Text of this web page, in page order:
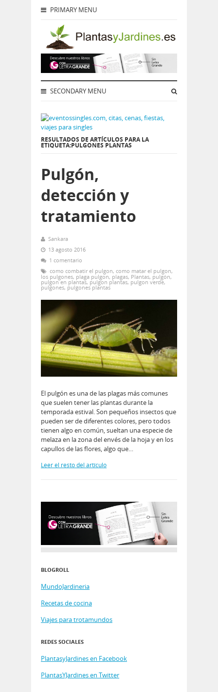
PRIMARY MENU
SECONDARY MENU
RESULTADOS DE ARTÍCULOS PARA LA
ETIQUETA:PULGONES PLANTAS
Pulgón,
detección y
tratamiento
Sankara
13 agosto 2016
1 comentario
como combatir el pulgon, como matar el pulgon,
los pulgones, plaga pulgon, plagas, Plantas, pulgón,
pulgon en plantas, pulgon plantas, pulgon verde,
pulgones, pulgones plantas
El pulgón es una de las plagas más comunes
que suelen tener las plantas durante la
temporada estival. Son pequeños insectos que
pueden ser de diferentes colores, pero todos
tienen algo en común, sueltan una especie de
melaza en la zona del envés de la hoja y en los
capullos de las flores, algo que…
Leer el resto del artículo
BLOGROLL
MundoJardineria
Recetas de cocina
Viajes para trotamundos
REDES SOCIALES
PlantasyJardines en Facebook
PlantasYJardines en Twitter